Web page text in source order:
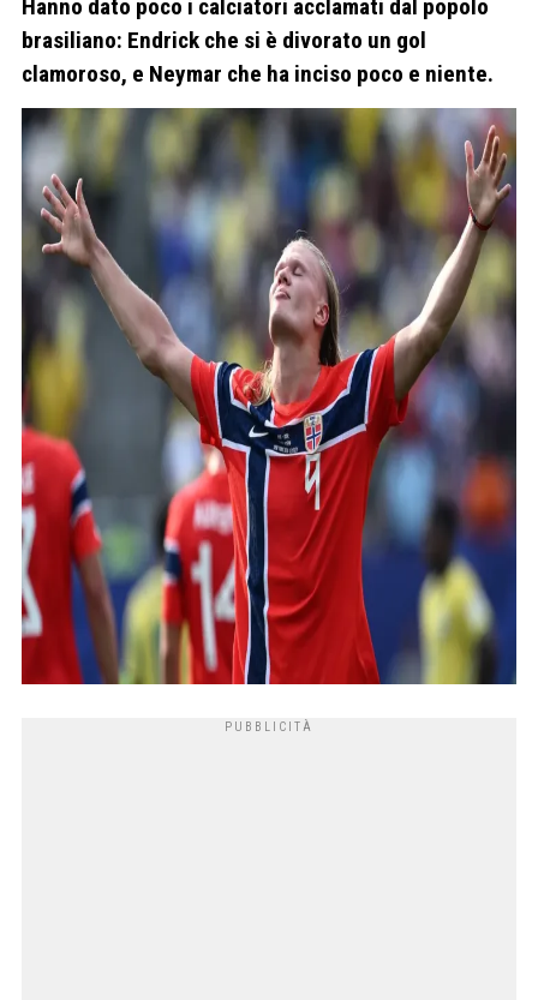
Hanno dato poco i calciatori acclamati dal popolo
brasiliano: Endrick che si è divorato un gol
clamoroso, e Neymar che ha inciso poco e niente.